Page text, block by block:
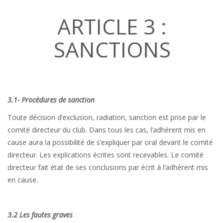
ARTICLE 3 :
SANCTIONS
3.1- Procédures de sanction
Toute décision d’exclusion, radiation, sanction est prise par le
comité directeur du club. Dans tous les cas, l’adhérent mis en
cause aura la possibilité de s’expliquer par oral devant le comité
directeur. Les explications écrites sont recevables. Le comité
directeur fait état de ses conclusions par écrit à l’adhérent mis
en cause.
3.2 Les fautes graves